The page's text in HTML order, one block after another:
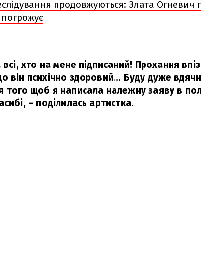
продовжуються: Злата Огневич
погрожує
всі, хто на мене підписаний! Прохання
він психічно здоровий... Буду дуже
щоб я написала належну заяву в
– поділилась артистка.